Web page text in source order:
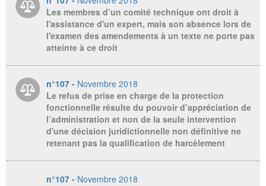
Les membres d’un comité technique ont droit à
l'assistance d'un expert, mais son absence lors de
l'examen des amendements à un texte ne porte pas
atteinte à ce droit
n°107 - Novembre 2018
Le refus de prise en charge de la protection
fonctionnelle résulte du pouvoir d’appréciation de
l’administration et non de la seule intervention
d'une décision juridictionnelle non définitive ne
retenant pas la qualification de harcèlement
n°107 - Novembre 2018